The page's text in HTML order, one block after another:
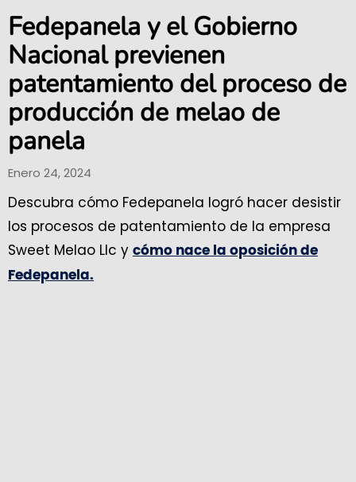
Fedepanela y el Gobierno
Nacional previenen
patentamiento del proceso de
producción de melao de
panela
Enero 24, 2024
Descubra cómo Fedepanela logró hacer desistir
los procesos de patentamiento de la empresa
Sweet Melao Llc y cómo nace la oposición de
Fedepanela.